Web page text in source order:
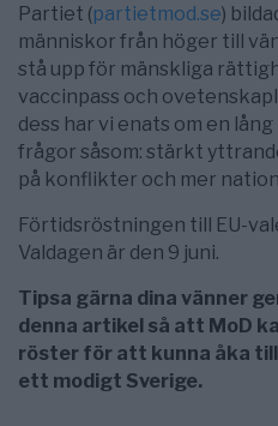
Partiet (partietmod.se)
människor från höger till
stå upp för mänskliga
vaccinpass och
dess har vi enats om en
frågor såsom: stärkt
på konflikter och mer
Förtidsröstningen till EU-
Valdagen är den 9 juni.
Tipsa gärna dina vänner
denna artikel så att MoD
röster för att kunna åka
ett modigt Sverige.